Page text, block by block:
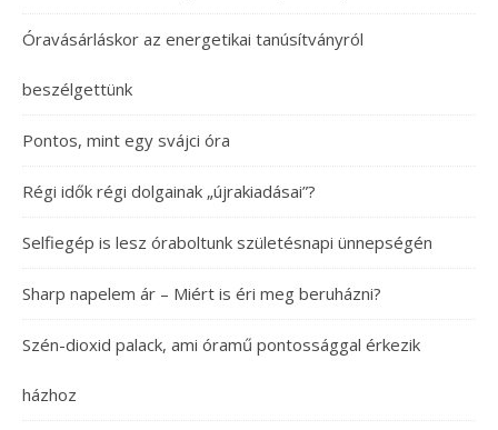
Óravásárláskor az energetikai tanúsítványról
beszélgettünk
Pontos, mint egy svájci óra
Régi idők régi dolgainak „újrakiadásai”?
Selfiegép is lesz óraboltunk születésnapi ünnepségén
Sharp napelem ár – Miért is éri meg beruházni?
Szén-dioxid palack, ami óramű pontossággal érkezik
házhoz